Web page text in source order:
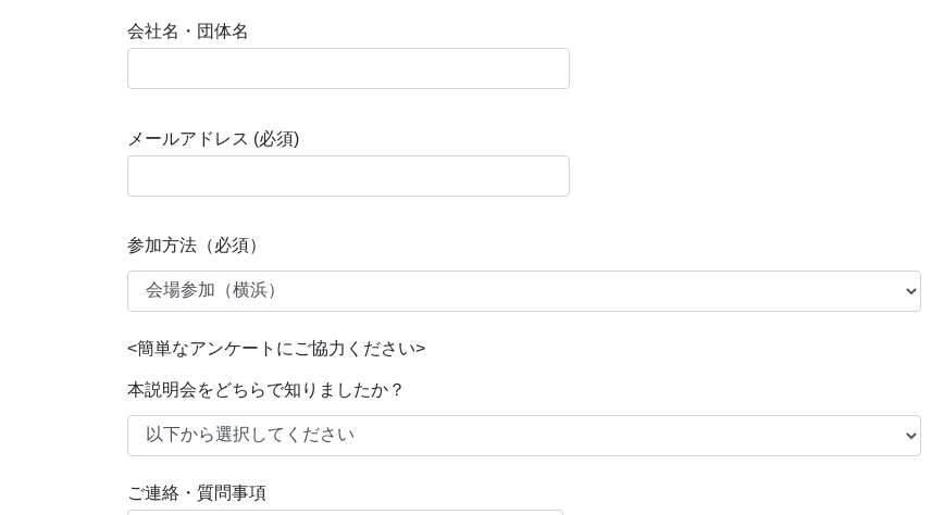
会社名・団体名
メールアドレス (必須)
参加方法（必須）
<簡単なアンケートにご協力ください>
本説明会をどちらで知りましたか？
ご連絡・質問事項